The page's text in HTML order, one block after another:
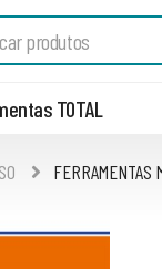
TOTAL
FERRAMENTAS